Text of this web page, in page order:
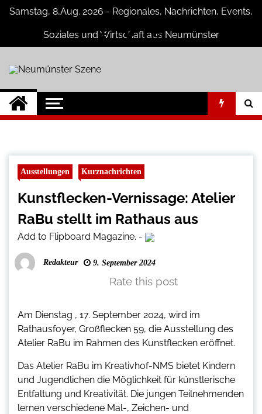
SkipSamstag, 8,Aug. 2026 - Regionales, Nachrichten, Events,
Soziales und Wirtschaft aus Neumünster
Neumünster
Szene
Neuigkeiten und Nachrichten aus
Neumünster und Umgebung
Ausstellungen Kurznachrichten
Kunstflecken-Vernissage: Atelier
RaBu stellt im Rathaus aus
Add to Flipboard Magazine. -
Redakteur 9. September 2024
Rate this post
Am Dienstag , 17. September 2024, wird im
Rathausfoyer, Großflecken 59, die Ausstellung des
Atelier RaBu im Rahmen des Kunstflecken eröffnet.
Das Atelier RaBu im Kreativhof-NMS bietet Kindern
und Jugendlichen die Möglichkeit für künstlerische
Entfaltung und Kreativität. Die jungen Teilnehmenden
lernen verschiedene Mal-, Zeichen- und